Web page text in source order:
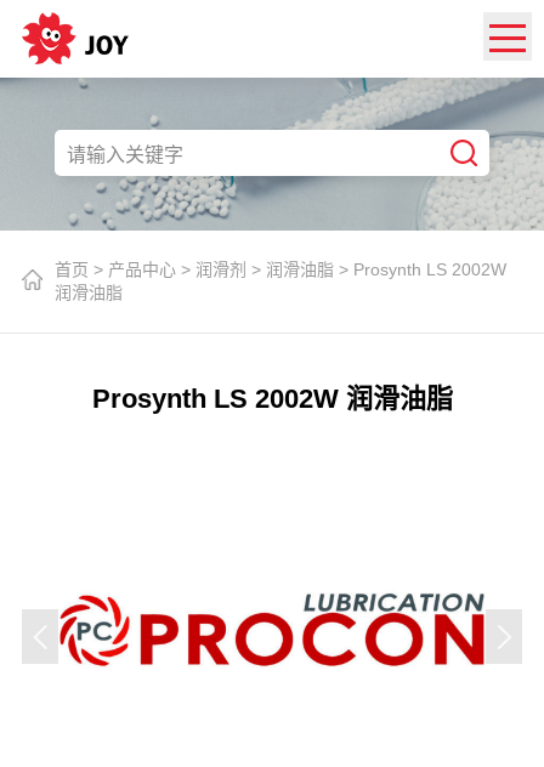
首页 > 产品中心> 润滑剂 > 润滑油脂> Prosynth LS 2002W
润滑油脂
Prosynth LS 2002W 润滑油脂